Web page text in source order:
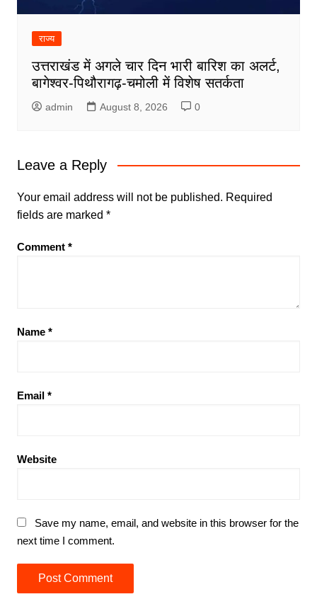
राज्य
उत्तराखंड में अगले चार दिन भारी बारिश का अलर्ट,
बागेश्वर-पिथौरागढ़-चमोली में विशेष सतर्कता
admin August 8, 2026 0
Leave a Reply
Your email address will not be published. Required
fields are marked *
Comment *
Name *
Email *
Website
Save my name, email, and website in this browser for the
next time I comment.